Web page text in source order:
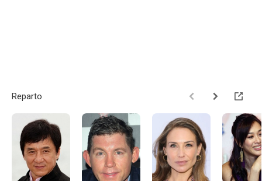
Reparto